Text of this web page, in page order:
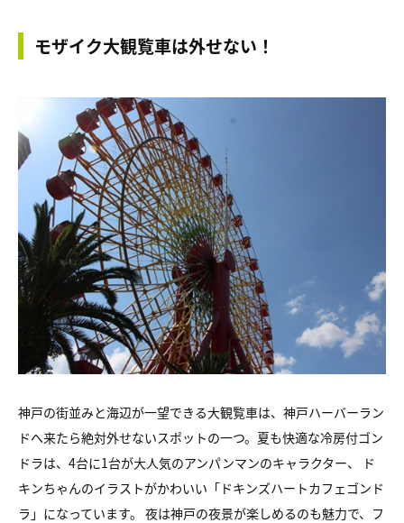
モザイク大観覧車は外せない！
神戸の街並みと海辺が一望できる大観覧車は、神戸ハーバーラン
ドへ来たら絶対外せないスポットの一つ。夏も快適な冷房付ゴン
ドラは、4台に1台が大人気のアンパンマンのキャラクター、 ド
キンちゃんのイラストがかわいい「ドキンズハートカフェゴンド
ラ」になっています。 夜は神戸の夜景が楽しめるのも魅力で、フ